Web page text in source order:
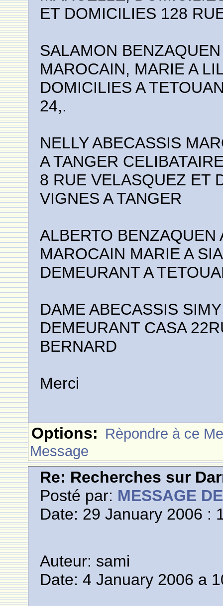
ET DOMICILIES 128
SALAMON
MAROCAIN, MARIE A
DOMICILIES A
24,.
NELLY ABECASSIS
A TANGER
8 RUE VELASQUEZ ET
VIGNES A TANGER
ALBERTO
MAROCAIN MARIE A
DEMEURANT A
DAME ABECASSIS
DEMEURANT CASA
BERNARD
Merci
Options: Rèpondre à ce
Message
Re: Recherches sur
Posté par: MESSAGE
Date: 29 January 2006 :
Auteur: sami
Date: 4 January 2006 a